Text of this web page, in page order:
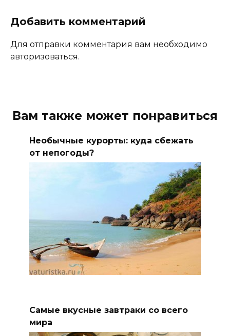
Добавить комментарий
Для отправки комментария вам необходимо
авторизоваться.
Вам также может понравиться
Необычные курорты: куда сбежать
от непогоды?
Самые вкусные завтраки со всего
мира